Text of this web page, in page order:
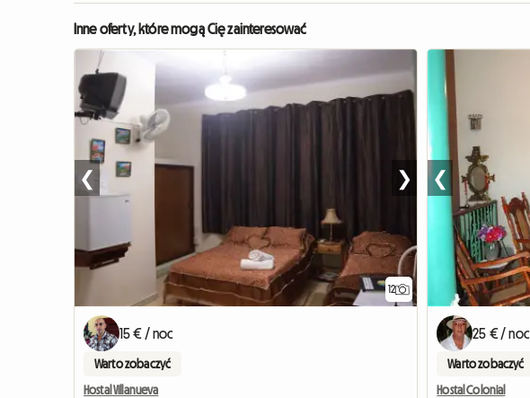
Inne oferty, które mogą Cię zainteresować
12
❮ ❯
15 € / noc
Warto zobaczyć
Hostal Villanueva
❮
25 € / noc
Warto zobaczyć
Hostal Colonial